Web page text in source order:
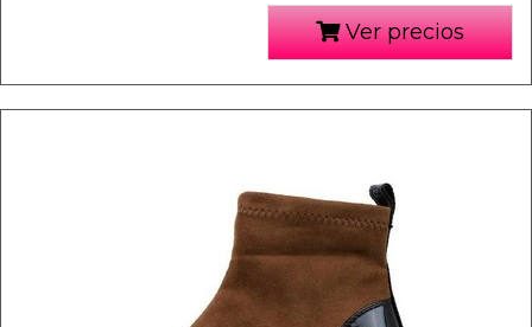
Ver precios